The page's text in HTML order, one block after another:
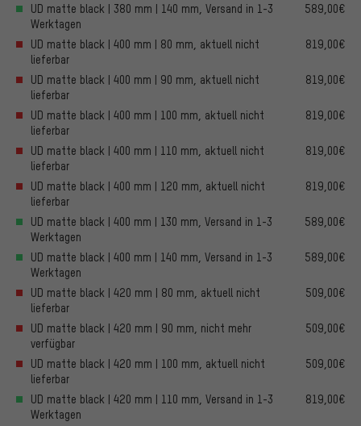
UD matte black | 380 mm | 140 mm, Versand in 1-3
Werktagen
589,00€
UD matte black | 400 mm | 80 mm, aktuell nicht
lieferbar
819,00€
UD matte black | 400 mm | 90 mm, aktuell nicht
lieferbar
819,00€
UD matte black | 400 mm | 100 mm, aktuell nicht
lieferbar
819,00€
UD matte black | 400 mm | 110 mm, aktuell nicht
lieferbar
819,00€
UD matte black | 400 mm | 120 mm, aktuell nicht
lieferbar
819,00€
UD matte black | 400 mm | 130 mm, Versand in 1-3
Werktagen
589,00€
UD matte black | 400 mm | 140 mm, Versand in 1-3
Werktagen
589,00€
UD matte black | 420 mm | 80 mm, aktuell nicht
lieferbar
509,00€
UD matte black | 420 mm | 90 mm, nicht mehr
verfügbar
509,00€
UD matte black | 420 mm | 100 mm, aktuell nicht
lieferbar
509,00€
UD matte black | 420 mm | 110 mm, Versand in 1-3
Werktagen
819,00€